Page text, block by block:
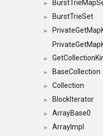
►
► BurstTrieSet
►
►
► BaseCollection
► Collection
► BlockIterator
► ArrayBase0
► ArrayImpl